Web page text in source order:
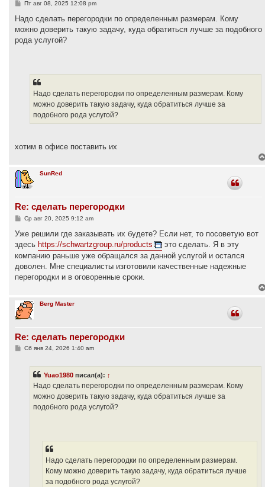
С
о
б
щ
е
н
Пт авг 08, 2025 12:08 pm
Надо сделать перегородки по определенным размерам. Кому
можно доверить такую задачу, куда обратиться лучше за подобного
рода услугой?
Надо сделать перегородки по определенным размерам. Кому
можно доверить такую задачу, куда обратиться лучше за
подобного рода услугой?
хотим в офисе поставить их
SunRed
Re: сделать перегородки
С
о
щ
е
н
и
е
Ср авг 20, 2025 9:12 am
Уже решили где заказывать их будете? Если нет, то посоветую вот
здесь https://schwartzgroup.ru/products
это сделать. Я в эту
компанию раньше уже обращался за данной услугой и остался
доволен. Мне специалисты изготовили качественные надежные
перегородки и в оговоренные сроки.
Berg Master
Re: сделать перегородки
ССб янв 24, 2026 1:40 am
Yuao1980 писал(а): ↑
Надо сделать перегородки по определенным размерам. Кому
можно доверить такую задачу, куда обратиться лучше за
подобного рода услугой?
Надо сделать перегородки по определенным размерам.
Кому можно доверить такую задачу, куда обратиться лучше
за подобного рода услугой?